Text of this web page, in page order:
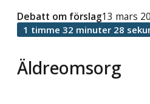
Äldreomsorg
Debatt om förslag13 mars
1 timme 32 minuter 28